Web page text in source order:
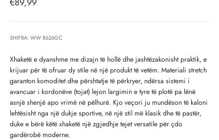
SHIFRA: WW 8626GC
Xhaketë e dyanshme me dizajn të hollë dhe jashtëzakonisht praktik, e
krijuar për të ofruar dy stile në një produkt të vetëm. Materiali stretch
garanton komoditet dhe përshtatje të përkryer, ndërsa sistemi i
avancuar i kordonëve (tojat) lejon largimin e tyre të plotë pa lënë
asnjë shenjë apo vrimë në pëlhurë. Kjo veçori ju mundëson të kaloni
lehtësisht nga një dukje sportive, në një stil më klasik dhe të pastër,
duke e bërë këtë xhaketë një zgjedhje tejet versatile për çdo
gardërobë moderne.